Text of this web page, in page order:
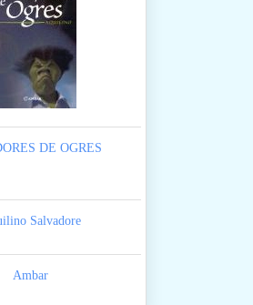
DE OGRES
Salvadore
Ambar